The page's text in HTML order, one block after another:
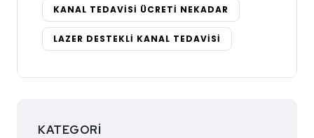
KANAL TEDAVISI ÜCRETI NEKADAR
LAZER DESTEKLI KANAL TEDAVISI
KATEGORI